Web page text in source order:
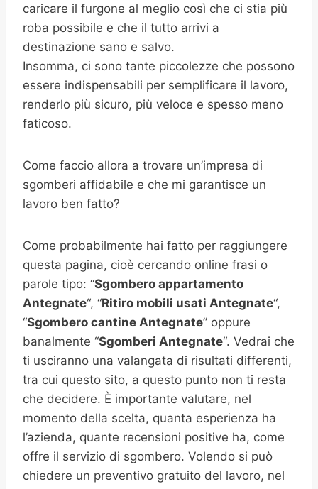
caricare il furgone al meglio così che ci stia più
roba possibile e che il tutto arrivi a
destinazione sano e salvo.
Insomma, ci sono tante piccolezze che possono
essere indispensabili per semplificare il lavoro,
renderlo più sicuro, più veloce e spesso meno
faticoso.
Come faccio allora a trovare un’impresa di
sgomberi affidabile e che mi garantisce un
lavoro ben fatto?
Come probabilmente hai fatto per raggiungere
questa pagina, cioè cercando online frasi o
parole tipo: “Sgombero appartamento
Antegnate“, “Ritiro mobili usati Antegnate“,
“Sgombero cantine Antegnate” oppure
banalmente “Sgomberi Antegnate“. Vedrai che
ti usciranno una valangata di risultati differenti,
tra cui questo sito, a questo punto non ti resta
che decidere. È importante valutare, nel
momento della scelta, quanta esperienza ha
l’azienda, quante recensioni positive ha, come
offre il servizio di sgombero. Volendo si può
chiedere un preventivo gratuito del lavoro, nel